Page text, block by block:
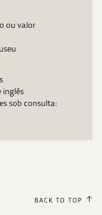
ou valor
inglês
sob consulta:
BACK TO TOP